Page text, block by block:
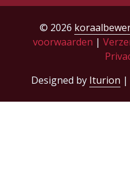
© 2026
voorwaarden |
Designed by Iturion |